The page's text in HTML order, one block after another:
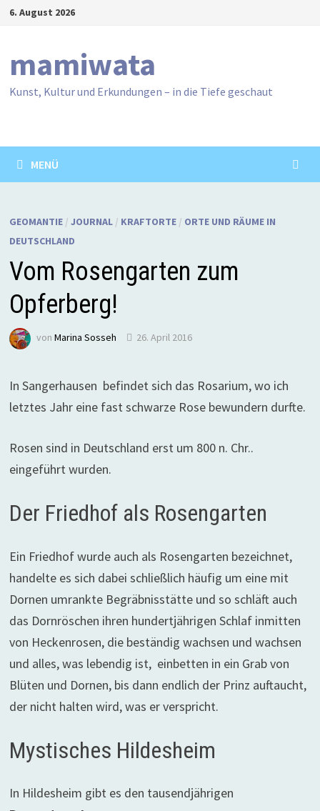
Zum6. August 2026
mamiwata
Kunst, Kultur und Erkundungen – in die Tiefe geschaut
MENÜ
GEOMANTIE/ JOURNAL/ KRAFTORTE/ ORTE UND RÄUME IN
DEUTSCHLAND
Vom Rosengarten zum
Opferberg!
von Marina Sosseh 26. April 2016
In Sangerhausen befindet sich das Rosarium, wo ich
letztes Jahr eine fast schwarze Rose bewundern durfte.
Rosen sind in Deutschland erst um 800 n. Chr..
eingeführt wurden.
Der Friedhof als Rosengarten
Ein Friedhof wurde auch als Rosengarten bezeichnet,
handelte es sich dabei schließlich häufig um eine mit
Dornen umrankte Begräbnisstätte und so schläft auch
das Dornröschen ihren hundertjährigen Schlaf inmitten
von Heckenrosen, die beständig wachsen und wachsen
und alles, was lebendig ist, einbetten in ein Grab von
Blüten und Dornen, bis dann endlich der Prinz auftaucht,
der nicht halten wird, was er verspricht.
Mystisches Hildesheim
In Hildesheim gibt es den tausendjährigen